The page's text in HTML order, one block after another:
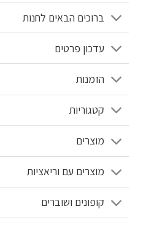
ברוכים הבאים לחנות
עדכון פרטים
הזמנות
קטגוריות
מוצרים
מוצרים עם וריאציות
קופונים ושוברים